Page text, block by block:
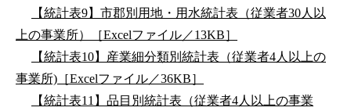
【統計表9】市郡別用地・用水統計表（従業者30人以
上の事業所）［Excelファイル／13KB］
【統計表10】産業細分類別統計表（従業者4人以上の
事業所)［Excelファイル／36KB］
【統計表11】品目別統計表（従業者4人以上の事業